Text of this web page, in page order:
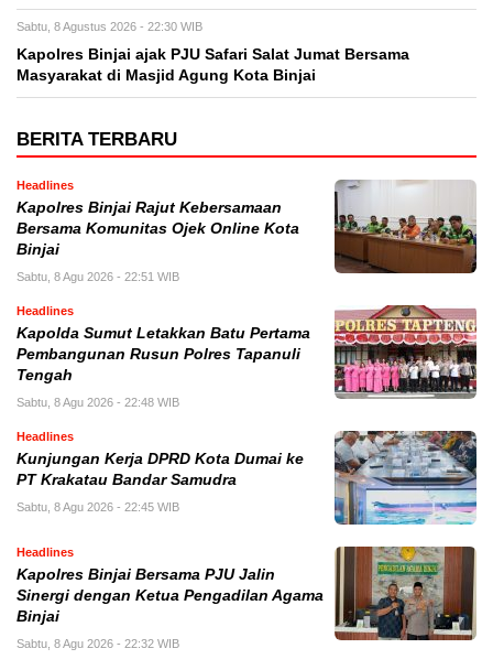
Sabtu, 8 Agustus 2026 - 22:30 WIB
Kapolres Binjai ajak PJU Safari Salat Jumat Bersama
Masyarakat di Masjid Agung Kota Binjai
BERITA TERBARU
Headlines
Kapolres Binjai Rajut Kebersamaan
Bersama Komunitas Ojek Online Kota
Binjai
Sabtu, 8 Agu 2026 - 22:51 WIB
Headlines
Kapolda Sumut Letakkan Batu Pertama
Pembangunan Rusun Polres Tapanuli
Tengah
Sabtu, 8 Agu 2026 - 22:48 WIB
Headlines
Kunjungan Kerja DPRD Kota Dumai ke
PT Krakatau Bandar Samudra
Sabtu, 8 Agu 2026 - 22:45 WIB
Headlines
Kapolres Binjai Bersama PJU Jalin
Sinergi dengan Ketua Pengadilan Agama
Binjai
Sabtu, 8 Agu 2026 - 22:32 WIB